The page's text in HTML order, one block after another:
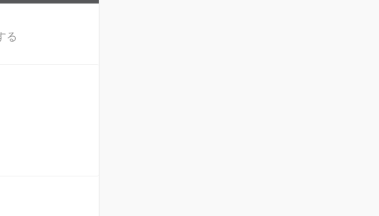
る